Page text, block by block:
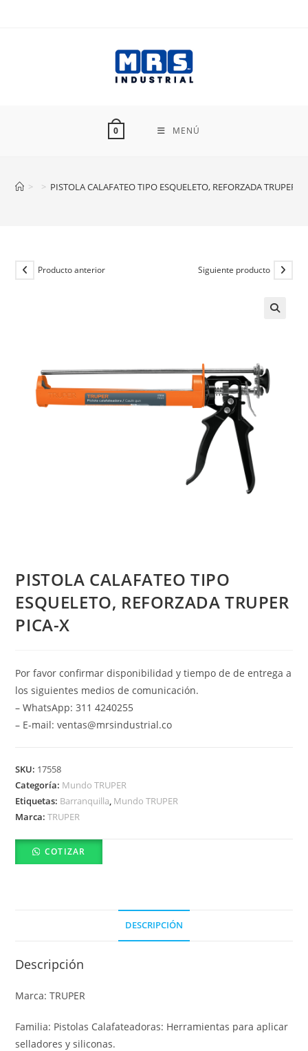
0 MENÚ
> > PISTOLA CALAFATEO TIPO ESQUELETO, REFORZADA TRUPER
Producto anterior Siguiente producto
PISTOLA CALAFATEO TIPO
ESQUELETO, REFORZADA TRUPER
PICA-X
Por favor confirmar disponibilidad y tiempo de de entrega a
los siguientes medios de comunicación.
– WhatsApp: 311 4240255
– E-mail: ventas@mrsindustrial.co
SKU: 17558
Categoría: Mundo TRUPER
Etiquetas: Barranquilla, Mundo TRUPER
Marca:TRUPER
COTIZAR
DESCRIPCIÓN
Descripción
Marca: TRUPER
Familia: Pistolas Calafateadoras: Herramientas para aplicar
selladores y siliconas.